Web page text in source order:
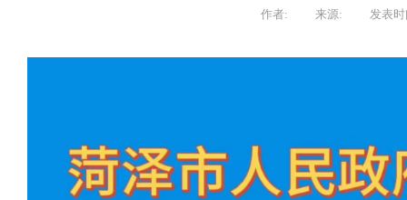
作者: 来源: 发表时